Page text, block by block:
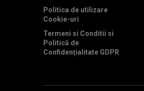
Politica de utilizare
Cookie-uri
Termeni si Conditii si
Politică de
Confidențialitate GDPR